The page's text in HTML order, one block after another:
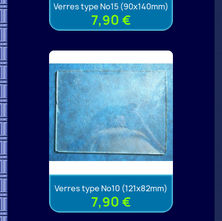
Verres type No15 (90x140mm)
7,90 €
Verres type No10 (121x82mm)
7,90 €